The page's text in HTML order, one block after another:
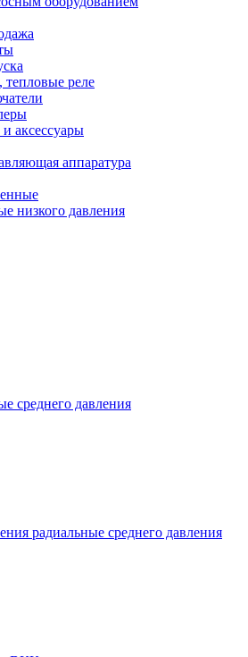
тепловые реле
аксессуары
аппаратура
низкого давления
среднего давления
радиальные среднего давления